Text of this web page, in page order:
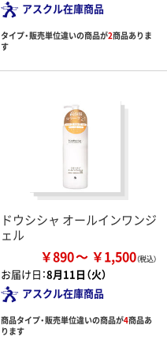
アスクル在庫商品
タイプ・販売単位違いの商品が2商品ありま
す
ドウシシャ オールインワンジ
ェル
￥890 ￥1,500
お届け日：8月11日（火）
アスクル在庫商品
商品タイプ・販売単位違いの商品が4商品あ
ります